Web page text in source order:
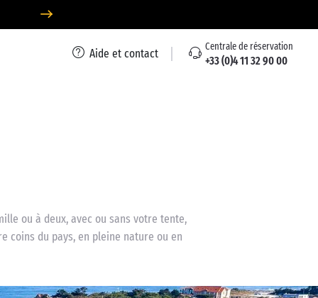
Aide et contact Centrale de réservation
+33 (0)4 11 32 90 00
ou à deux, avec ou sans votre tente,
coins du pays, en pleine nature ou en